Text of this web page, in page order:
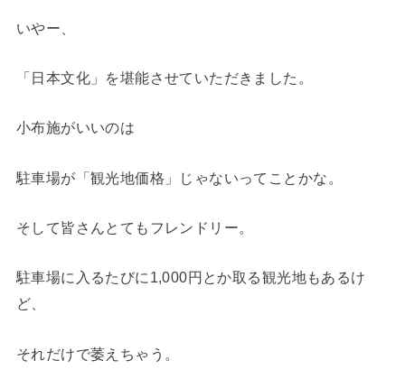
いやー、
「日本文化」を堪能させていただきました。
小布施がいいのは
駐車場が「観光地価格」じゃないってことかな。
そして皆さんとてもフレンドリー。
駐車場に入るたびに1,000円とか取る観光地もあるけ
ど、
それだけで萎えちゃう。